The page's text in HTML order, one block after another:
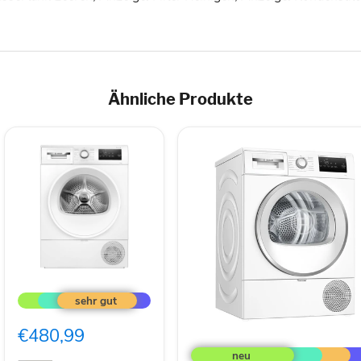
Ähnliche Produkte
WTH85V94
Wäschetrockner
Frontlader
€480,99
Serie